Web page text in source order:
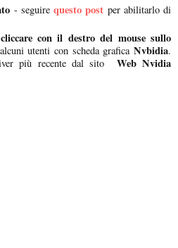
- seguirequesto post per abilitarlo di
con il destro del mouse sullo
utenti con scheda grafica Nvbidia.
più recente dal sito Web Nvidia